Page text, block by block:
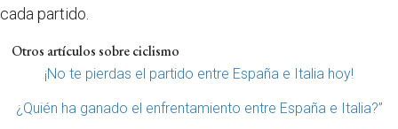
cada partido.
Otros artículos sobre ciclismo
¡No te pierdas el partido entre España e Italia hoy!
¿Quién ha ganado el enfrentamiento entre España e Italia?”